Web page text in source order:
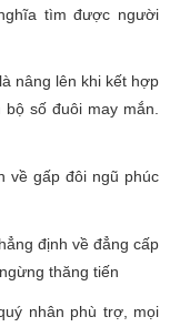
tìm được người
nâng lên khi kết hợp
số đuôi may mắn.
về gấp đôi ngũ phúc
định về đẳng cấp
thăng tiến
nhân phù trợ, mọi